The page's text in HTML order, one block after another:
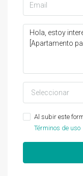
Seleccionar
Al subir este
Términos de uso